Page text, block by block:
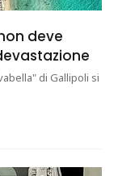
non deve
di Gallipoli si